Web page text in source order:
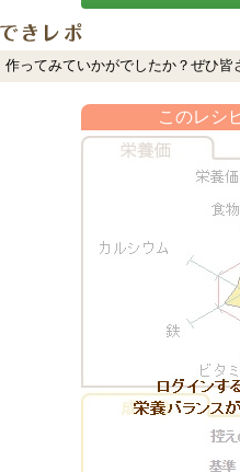
作ってみていかがでしたか？ぜひ皆
このレシ